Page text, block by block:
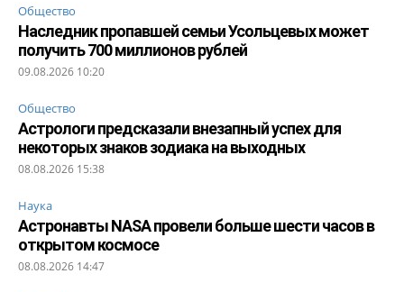
Общество
Наследник пропавшей семьи Усольцевых может
получить 700 миллионов рублей
09.08.2026 10:20
Общество
Астрологи предсказали внезапный успех для
некоторых знаков зодиака на выходных
08.08.2026 15:38
Наука
Астронавты NASA провели больше шести часов в
открытом космосе
08.08.2026 14:47